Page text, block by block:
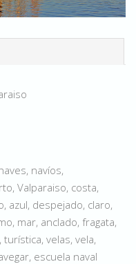
navíos,
Valparaiso, costa,
azul, despejado, claro,
mar, anclado, fragata,
velas, vela,
escuela naval